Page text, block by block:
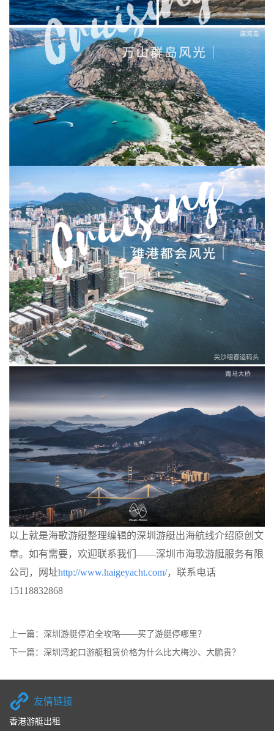
以上就是海歌游艇整理编辑的深圳游艇出海航线介绍原创文
章。如有需要，欢迎联系我们 ——深圳市海歌游艇服务有限
公司，网址http://www.haigeyacht.com/，联系电话
15118832868
上一篇： 深圳游艇停泊全攻略——买了游艇停哪里？
下一篇： 深圳湾蛇口游艇租赁价格为什么比大梅沙、大鹏贵？
友情链接
香港游艇出租